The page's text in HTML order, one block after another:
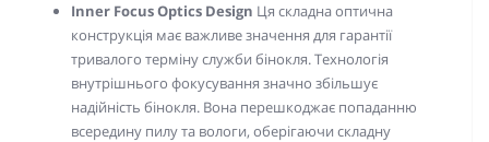
Inner Focus Optics Design Ця складна оптична
конструкція має важливе значення для гарантії
тривалого терміну служби бінокля. Технологія
внутрішнього фокусування значно збільшує
надійність бінокля. Вона перешкоджає попаданню
всередину пилу та вологи, оберігаючи складну